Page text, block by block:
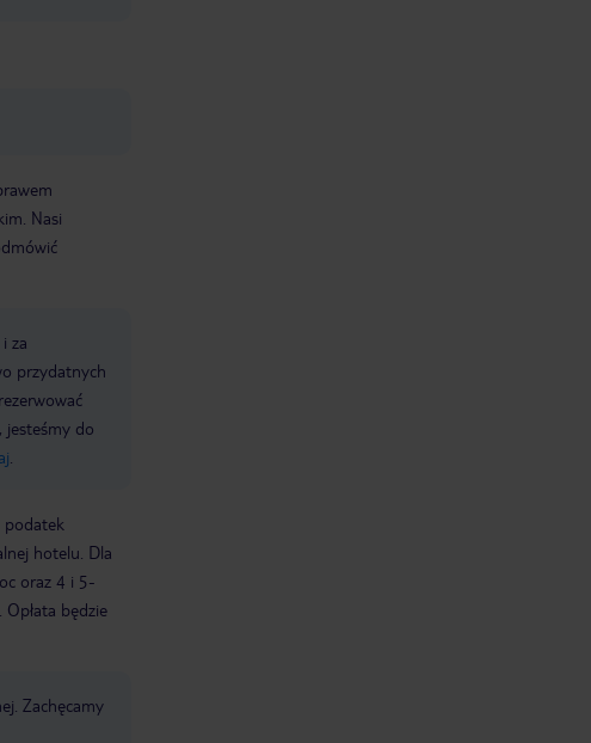
Nasi
za
przydatnych
jesteśmy do
podatek
hotelu. Dla
oraz 4 i 5-
będzie
Zachęcamy